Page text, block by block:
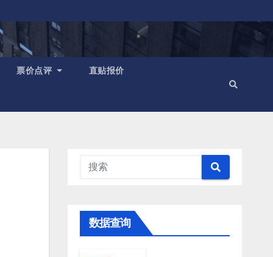
票价点评 直贴报价
数据查询